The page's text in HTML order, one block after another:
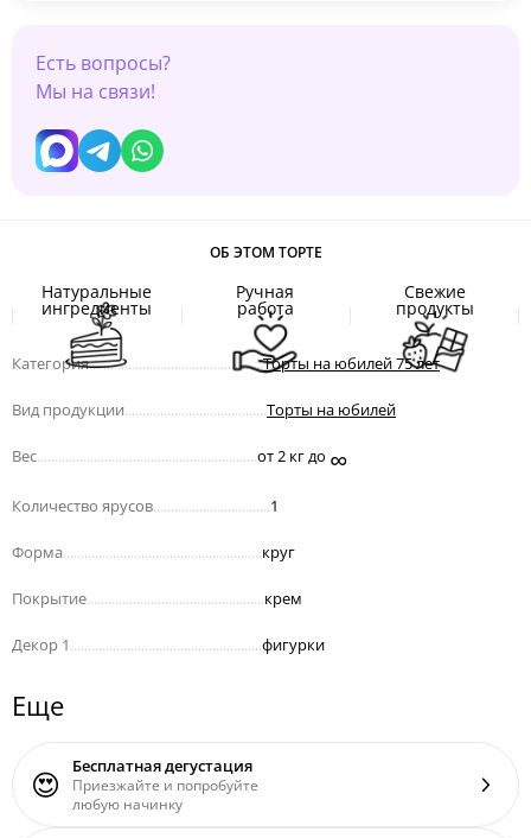
Есть вопросы?
Мы на связи!
ОБ ЭТОМ ТОРТЕ
Натуральные
ингредиенты
Ручная
работа
Свежие
продукты
Категория.................................................Торты на юбилей 75 лет
Вид продукции Торты на юбилей
Вес от 2 кг до ∞
Количество ярусов 1
Форма круг
Покрытие крем
Декор 1 фигурки
Еще
😍 Бесплатная дегустация
Приезжайте и попробуйте
любую начинку